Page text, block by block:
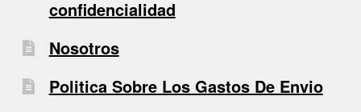
confidencialidad
Nosotros
Politica Sobre Los Gastos De Envio